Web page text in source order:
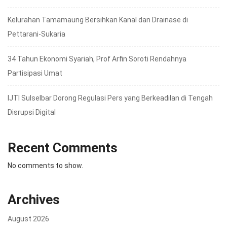
Kelurahan Tamamaung Bersihkan Kanal dan Drainase di
Pettarani-Sukaria
34 Tahun Ekonomi Syariah, Prof Arfin Soroti Rendahnya
Partisipasi Umat
IJTI Sulselbar Dorong Regulasi Pers yang Berkeadilan di Tengah
Disrupsi Digital
Recent Comments
No comments to show.
Archives
August 2026